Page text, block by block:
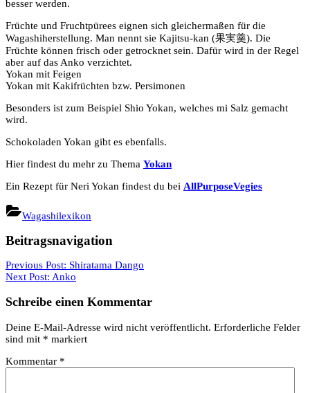
besser werden.
Früchte und Fruchtpürees eignen sich gleichermaßen für die
Wagashiherstellung. Man nennt sie Kajitsu-kan (果実羹). Die
Früchte können frisch oder getrocknet sein. Dafür wird in der Regel
aber auf das Anko verzichtet.
Yokan mit Feigen
Yokan mit Kakifrüchten bzw. Persimonen
Besonders ist zum Beispiel Shio Yokan, welches mi Salz gemacht
wird.
Schokoladen Yokan gibt es ebenfalls.
Hier findest du mehr zu Thema Yokan
Ein Rezept für Neri Yokan findest du bei AllPurposeVegies
Wagashilexikon
Beitragsnavigation
Previous Post: Shiratama Dango
Next Post: Anko
Schreibe einen Kommentar
Deine E-Mail-Adresse wird nicht veröffentlicht. Erforderliche Felder
sind mit * markiert
Kommentar *